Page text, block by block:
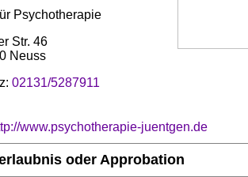
Psychotherapie
Str. 46
Neuss
02131/5287911
www.psychotherapie-juentgen.de
oder Approbation